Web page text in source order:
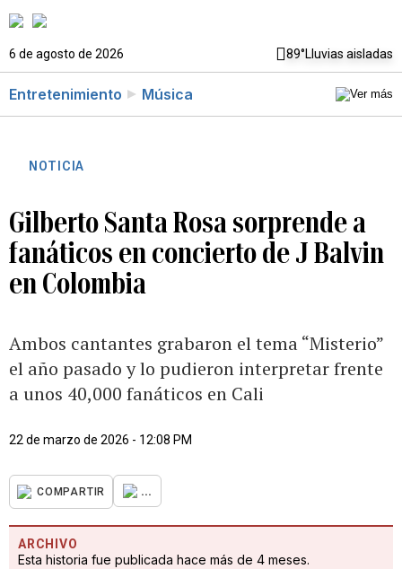
6 de agosto de 2026 89°Lluvias aisladas
Entretenimiento Música
NOTICIA
Gilberto Santa Rosa sorprende a
fanáticos en concierto de J Balvin
en Colombia
Ambos cantantes grabaron el tema “Misterio”
el año pasado y lo pudieron interpretar frente
a unos 40,000 fanáticos en Cali
22 de marzo de 2026 - 12:08 PM
COMPARTIR ...
ARCHIVO
Esta historia fue publicada hace más de 4 meses.